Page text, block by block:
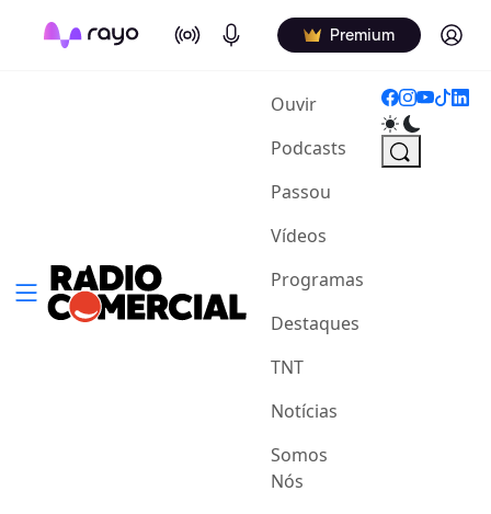
On Air Podcasts Premium Log in
Ouvir(current)
Podcasts
Passou
Vídeos
Programas
Destaques
TNT
Notícias
Somos
Nós